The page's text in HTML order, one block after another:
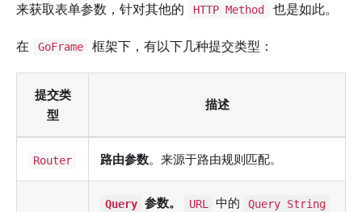
来获取表单参数，针对其他的
HTTP Method 也是如此。
在 GoFrame 框架下，有以下几种提交类型：
提交类
型
描述
Router 路由参数。来源于路由规则匹配。
Query 参数。 URL 中的 Query String